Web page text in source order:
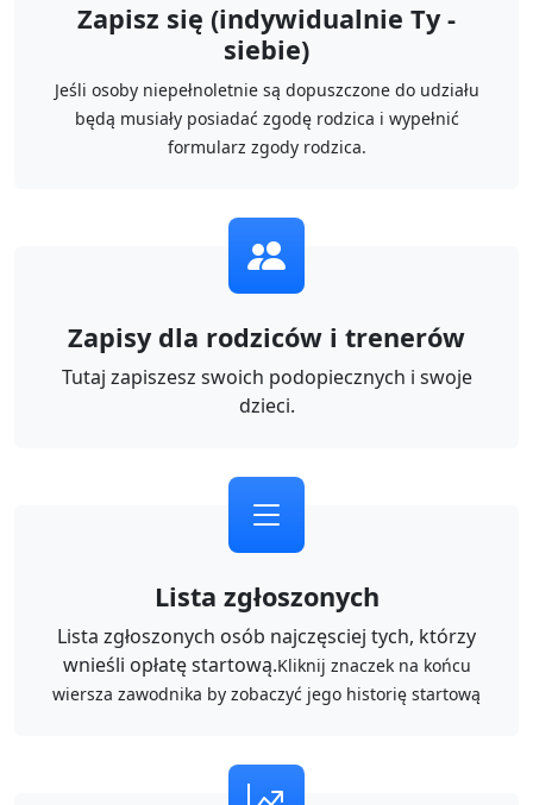
Zapisz się (indywidualnie Ty -
siebie)
Jeśli osoby niepełnoletnie są dopuszczone do udziału
będą musiały posiadać zgodę rodzica i wypełnić
formularz zgody rodzica.
Zapisy dla rodziców i trenerów
Tutaj zapiszesz swoich podopiecznych i swoje
dzieci.
Lista zgłoszonych
Lista zgłoszonych osób najczęsciej tych, którzy
wnieśli opłatę startową.Kliknij znaczek na końcu
wiersza zawodnika by zobaczyć jego historię startową